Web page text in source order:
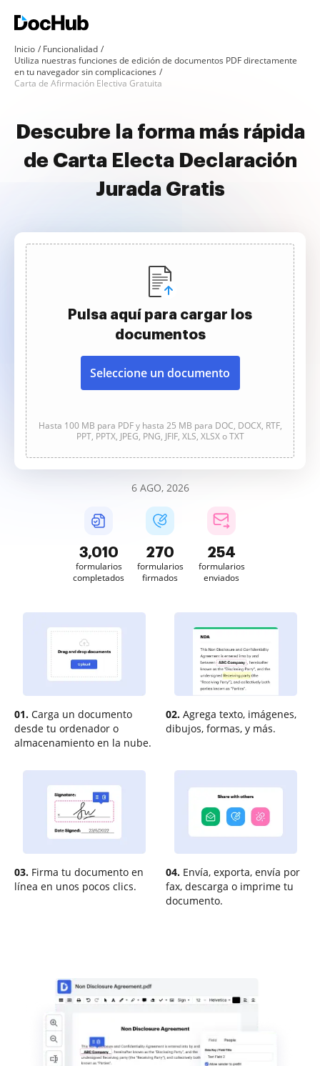
Inicio
Funcionalidad
Utiliza nuestras funciones de edición de documentos PDF directamente
en tu navegador sin complicaciones
Carta de Afirmación Electiva Gratuita
Descubre la forma más rápida
de Carta Electa Declaración
Jurada Gratis
Pulsa aquí para cargar los
documentos
Seleccione un documento
Hasta 100 MB para PDF y hasta 25 MB para DOC, DOCX, RTF,
PPT, PPTX, JPEG, PNG, JFIF, XLS, XLSX o TXT
6 AGO, 2026
3,010
formularios
completados
270
formularios
firmados
254
formularios
enviados
01. Carga un documento
desde tu ordenador o
almacenamiento en la nube.
02. Agrega texto, imágenes,
dibujos, formas, y más.
03. Firma tu documento en
línea en unos pocos clics.
04. Envía, exporta, envía por
fax, descarga o imprime tu
documento.